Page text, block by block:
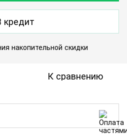
кредит
накопительной скидки
К сравнению